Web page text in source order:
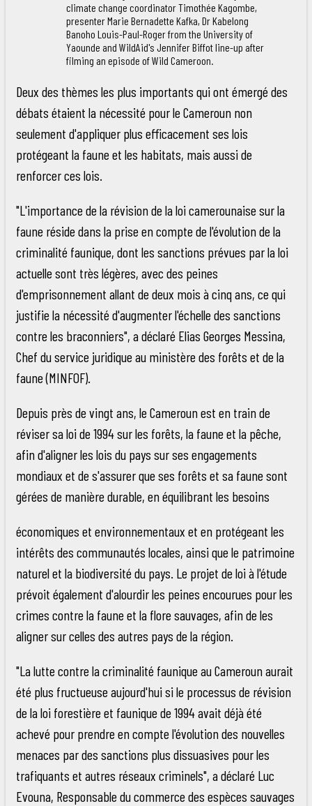
climate change coordinator Timothée Kagombe,
presenter Marie Bernadette Kafka, Dr Kabelong
Banoho Louis-Paul-Roger from the University of
Yaounde and WildAid's Jennifer Biffot line-up after
filming an episode of Wild Cameroon.
Deux des thèmes les plus importants qui ont émergé des
débats étaient la nécessité pour le Cameroun non
seulement d'appliquer plus efficacement ses lois
protégeant la faune et les habitats, mais aussi de
renforcer ces lois.
"L'importance de la révision de la loi camerounaise sur la
faune réside dans la prise en compte de l'évolution de la
criminalité faunique, dont les sanctions prévues par la loi
actuelle sont très légères, avec des peines
d'emprisonnement allant de deux mois à cinq ans, ce qui
justifie la nécessité d'augmenter l'échelle des sanctions
contre les braconniers", a déclaré Elias Georges Messina,
Chef du service juridique au ministère des forêts et de la
faune (MINFOF).
Depuis près de vingt ans, le Cameroun est en train de
réviser sa loi de 1994 sur les forêts, la faune et la pêche,
afin d'aligner les lois du pays sur ses engagements
mondiaux et de s'assurer que ses forêts et sa faune sont
gérées de manière durable, en équilibrant les besoins
économiques et environnementaux et en protégeant les
intérêts des communautés locales, ainsi que le patrimoine
naturel et la biodiversité du pays. Le projet de loi à l'étude
prévoit également d'alourdir les peines encourues pour les
crimes contre la faune et la flore sauvages, afin de les
aligner sur celles des autres pays de la région.
"La lutte contre la criminalité faunique au Cameroun aurait
été plus fructueuse aujourd'hui si le processus de révision
de la loi forestière et faunique de 1994 avait déjà été
achevé pour prendre en compte l'évolution des nouvelles
menaces par des sanctions plus dissuasives pour les
trafiquants et autres réseaux criminels", a déclaré Luc
Evouna, Responsable du commerce des espèces sauvages